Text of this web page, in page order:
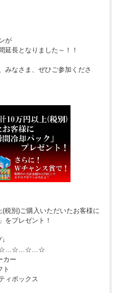
が
延長となりました～！！
みなさま、ぜひご参加くださ
税別)ご購入いただいたお客様に
をプレゼント！
ー
ボックス